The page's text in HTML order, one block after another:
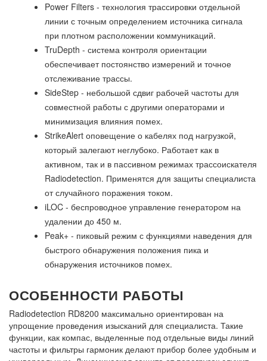
Power Filters - технология трассировки отдельной
линии с точным определением источника сигнала
при плотном расположении коммуникаций.
TruDepth - система контроля ориентации
обеспечивает постоянство измерений и точное
отслеживание трассы.
SideStep - небольшой сдвиг рабочей частоты для
совместной работы с другими операторами и
минимизация влияния помех.
StrikeAlert оповещение о кабелях под нагрузкой,
который залегают неглубоко. Работает как в
активном, так и в пассивном режимах трассоискателя
Radiodetection. Применятся для защиты специалиста
от случайного поражения током.
iLOC - беспроводное управление генератором на
удалении до 450 м.
Peak+ - пиковый режим с функциями наведения для
быстрого обнаружения положения пика и
обнаружения источников помех.
ОСОБЕННОСТИ РАБОТЫ
Radiodetection RD8200 максимально ориентирован на
упрощение проведения изысканий для специалиста. Такие
функции, как компас, выделенные под отдельные виды линий
частоты и фильтры гармоник делают прибор более удобным и